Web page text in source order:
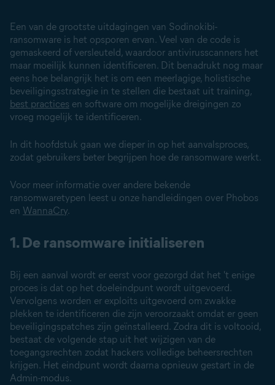
Een van de grootste uitdagingen van Sodinokibi-
ransomware is het opsporen ervan. Veel van de code is
gemaskeerd of versleuteld, waardoor antivirusscanners het
maar moeilijk kunnen identificeren. Dit benadrukt nog maar
eens hoe belangrijk het is om een meerlagige, holistische
beveiligingsstrategie in te stellen die bestaat uit training,
best practices en software om mogelijke dreigingen zo
vroeg mogelijk te identificeren.
In dit hoofdstuk gaan we dieper in op het aanvalsproces,
zodat gebruikers beter begrijpen hoe de ransomware werkt.
Voor meer informatie over andere bekende
ransomwaretypen leest u onze handleidingen over Phobos
en WannaCry.
1. De ransomware initialiseren
Bij een aanval wordt er eerst voor gezorgd dat het 't enige
proces is dat op het doeleindpunt wordt uitgevoerd.
Vervolgens worden er exploits uitgevoerd om zwakke
plekken te identificeren die zijn veroorzaakt omdat er geen
beveiligingspatches zijn geïnstalleerd. Zodra dit is voltooid,
bestaat de volgende stap uit het wijzigen van de
toegangsrechten zodat hackers volledige beheersrechten
krijgen. Het eindpunt wordt daarna opnieuw gestart in de
Admin-modus.